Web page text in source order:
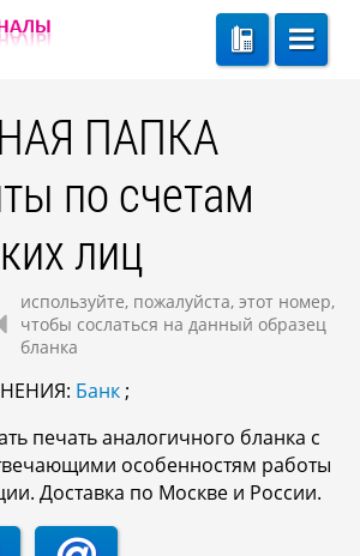
ПАПКА
по счетам
лиц
используйте, пожалуйста, этот номер,
чтобы сослаться на данный образец
бланка
Банк ;
печать аналогичного бланка с
особенностям работы
Доставка по Москве и России.